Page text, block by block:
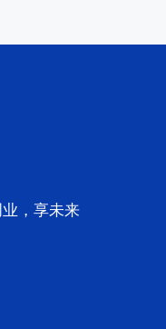
，享未来